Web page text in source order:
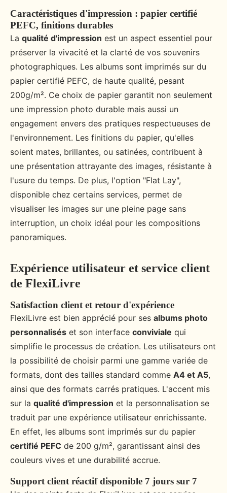
Caractéristiques d'impression : papier certifié
PEFC, finitions durables
La qualité d'impression est un aspect essentiel pour
préserver la vivacité et la clarté de vos souvenirs
photographiques. Les albums sont imprimés sur du
papier certifié PEFC, de haute qualité, pesant
200g/m². Ce choix de papier garantit non seulement
une impression photo durable mais aussi un
engagement envers des pratiques respectueuses de
l'environnement. Les finitions du papier, qu'elles
soient mates, brillantes, ou satinées, contribuent à
une présentation attrayante des images, résistante à
l'usure du temps. De plus, l'option "Flat Lay",
disponible chez certains services, permet de
visualiser les images sur une pleine page sans
interruption, un choix idéal pour les compositions
panoramiques.
Expérience utilisateur et service client
de FlexiLivre
Satisfaction client et retour d'expérience
FlexiLivre est bien apprécié pour ses albums photo
personnalisés et son interface conviviale qui
simplifie le processus de création. Les utilisateurs ont
la possibilité de choisir parmi une gamme variée de
formats, dont des tailles standard comme A4 et A5,
ainsi que des formats carrés pratiques. L'accent mis
sur la qualité d'impression et la personnalisation se
traduit par une expérience utilisateur enrichissante.
En effet, les albums sont imprimés sur du papier
certifié PEFC de 200 g/m², garantissant ainsi des
couleurs vives et une durabilité accrue.
Support client réactif disponible 7 jours sur 7